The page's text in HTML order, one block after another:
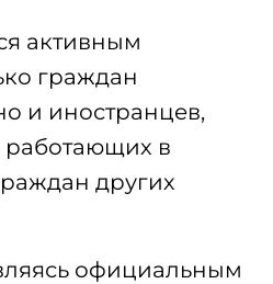
активным
граждан
и иностранцев,
в
других
официальным